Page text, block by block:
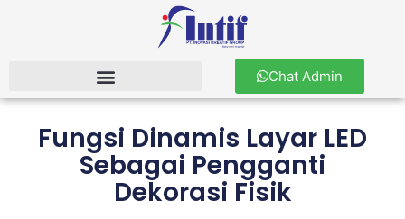
Chat Admin
Fungsi Dinamis Layar LED
Sebagai Pengganti
Dekorasi Fisik